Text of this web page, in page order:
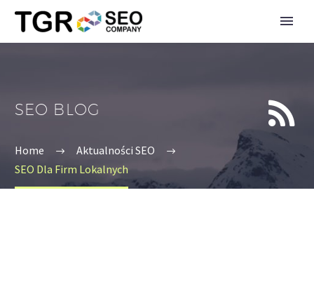


SEO BLOG
Home
Aktualności SEO
SEO Dla Firm Lokalnych